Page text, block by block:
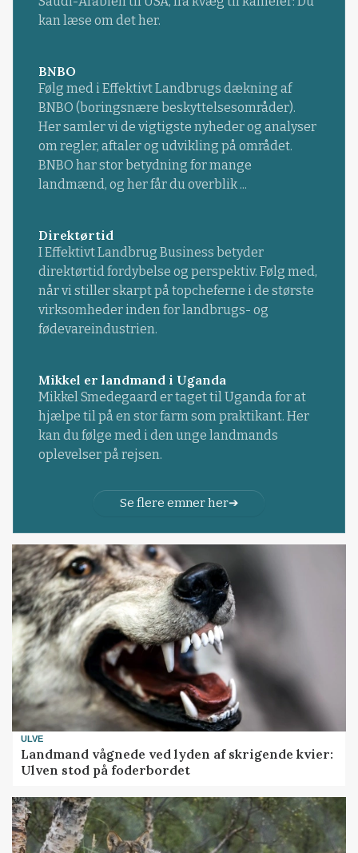
kan læse om det her.
BNBO
Følg med i Effektivt Landbrugs dækning af
BNBO (boringsnære beskyttelsesområder).
Her samler vi de vigtigste nyheder og analyser
om regler, aftaler og udvikling på området.
BNBO har stor betydning for mange
landmænd, og her får du overblik ...
Direktørtid
I Effektivt Landbrug Business betyder
direktørtid fordybelse og perspektiv. Følg med,
når vi stiller skarpt på topcheferne i de største
virksomheder inden for landbrugs- og
fødevareindustrien.
Mikkel er landmand i Uganda
Mikkel Smedegaard er taget til Uganda for at
hjælpe til på en stor farm som praktikant. Her
kan du følge med i den unge landmands
oplevelser på rejsen.
Se flere emner her
ULVE
Landmand vågnede ved lyden af skrigende kvier:
Ulven stod på foderbordet